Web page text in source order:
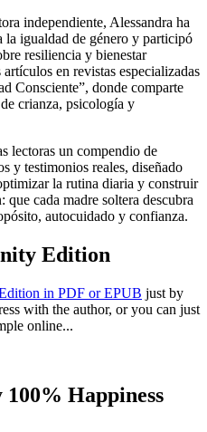
independiente, Alessandra ha
igualdad de género y participó
resiliencia y bienestar
en revistas especializadas
Consciente”, donde comparte
crianza, psicología y
lectoras un compendio de
y testimonios reales, diseñado
la rutina diaria y construir
cada madre soltera descubra
autocuidado y confianza.
Edition
in PDF or EPUB just by
with the author, or you can just
online...
Happiness